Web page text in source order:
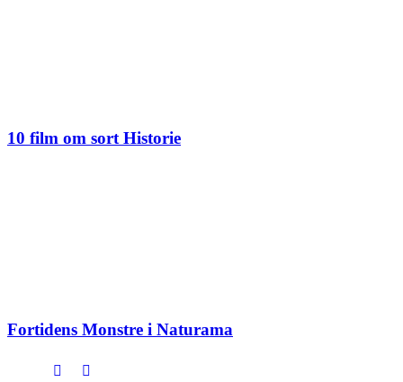
10 film om sort Historie
Fortidens Monstre i Naturama